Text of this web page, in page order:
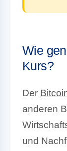
Wie
Kurs?
Der
anderen
und